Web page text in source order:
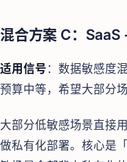
混合方案 C：SaaS
适用信号 ：数据敏感度
预算中等，希望大部分
大部分低敏感场景直接
做私有化部署。核心是